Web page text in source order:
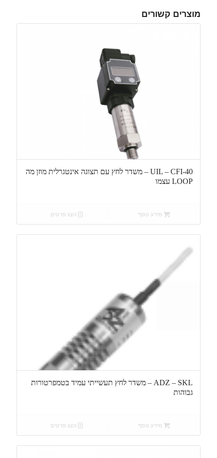
מוצרים קשורים
UIL – CFI-40 – משדר לחץ עם תצוגה אינטגרלית מוזן מה
LOOP עצמו
מידע נוסף הצג פרטים
ADZ – SKL – משדר לחץ תעשייתי עמיד בטמפרטורות
גבוהות
מידע נוסף הצג פרטים